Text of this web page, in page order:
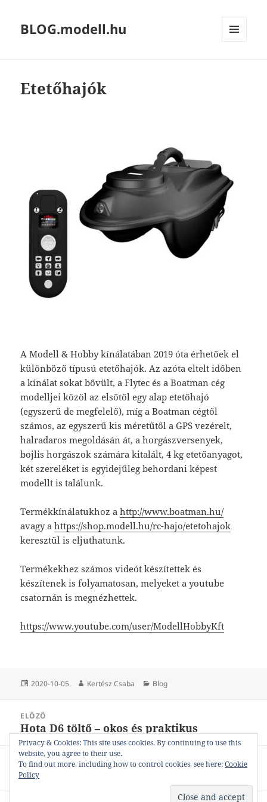
BLOG.modell.hu
Etetőhajók
A Modell & Hobby kínálatában 2019 óta érhetőek el
különböző típusú etetőhajók. Az azóta eltelt időben
a kínálat sokat bővült, a Flytec és a Boatman cég
modelljei közöl az elsőtől egy alap etetőhajó
(egyszerű de megfelelő), míg a Boatman cégtől
számos, az egyszerű kis méretűtől a GPS vezérelt,
halradaros megoldásán át, a horgászversenyek,
bojlis horgászok számára kitalált, 4 kg etetőanyagot,
két szereléket is egyidejűleg behordani képest
modellt is találunk.
Termékkínálatukhoz ahttp://www.boatman.hu/
avagy ahttps://shop.modell.hu/rc-hajo/etetohajok
keresztül is eljuthatunk.
Termékekhez számos videót készítettek és
készítenek is folyamatosan, melyeket a youtube
csatornán is megnézhettek.
https://www.youtube.com/user/ModellHobbyKft
Közzétéve
2020-10-05 Szerző
Kertész Csaba Kategória
Blog
navigáció
ELŐZŐ
Korábbi
bejegyzések:
Hota D6 töltő – okos és praktikus
KÖVETKEZŐ
Következő
HPI/Maverick RC modellautók
Privacy & Cookies: This site uses cookies. By continuing to use this
website, you agree to their use.
To find out more, including how to control cookies, see here:Cookie
Policy